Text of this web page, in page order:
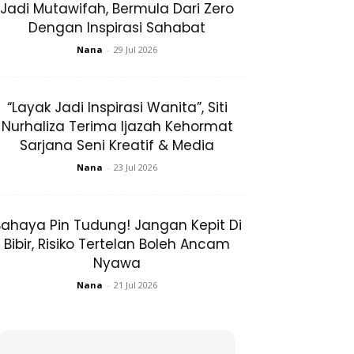
Jadi Mutawifah, Bermula Dari Zero
Dengan Inspirasi Sahabat
Nana - 29 Jul 2026
“Layak Jadi Inspirasi Wanita”, Siti
Nurhaliza Terima Ijazah Kehormat
Sarjana Seni Kreatif & Media
Nana - 23 Jul 2026
Pin Tudung! Jangan Kepit Di
Bibir, Risiko Tertelan Boleh Ancam
Nyawa
Nana - 21 Jul 2026